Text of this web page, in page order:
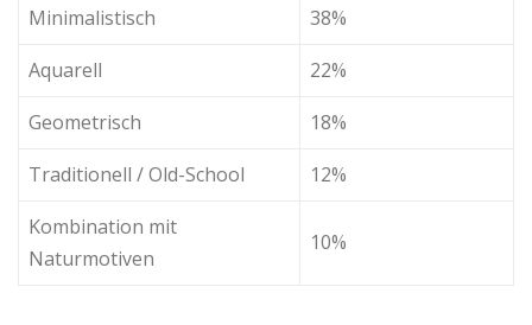
Minimalistisch
38%
Aquarell
22%
Geometrisch
18%
Traditionell / Old-School
12%
Kombination mit
Naturmotiven
10%